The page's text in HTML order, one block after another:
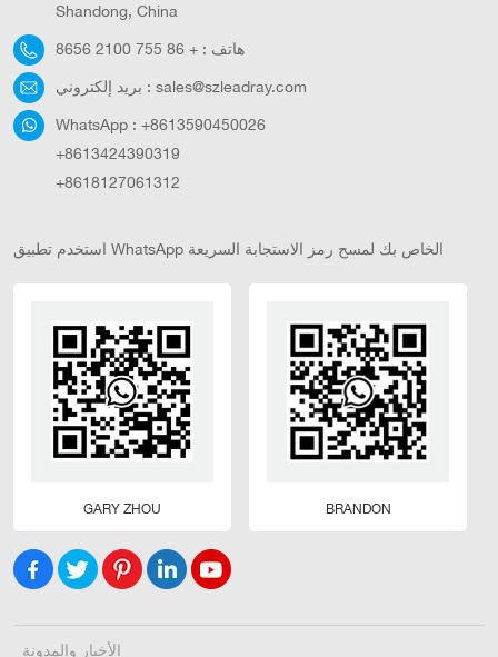
Shandong, China
هاتف : + 86 755 2100 8656
بريد إلكتروني : sales@szleadray.com
WhatsApp : +8613590450026
+8613424390319
+8618127061312
استخدم تطبيق WhatsApp الخاص بك لمسح رمز الاستجابة السريعة
GARY ZHOU BRANDON
الأخبار والمدونة